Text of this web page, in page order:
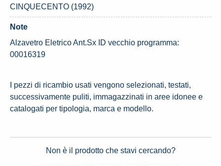
CINQUECENTO (1992)
Note
Alzavetro Eletrico Ant.Sx ID vecchio programma:
00016319
I pezzi di ricambio usati vengono selezionati, testati,
successivamente puliti, immagazzinati in aree idonee e
catalogati per tipologia, marca e modello.
Non è il prodotto che stavi cercando?